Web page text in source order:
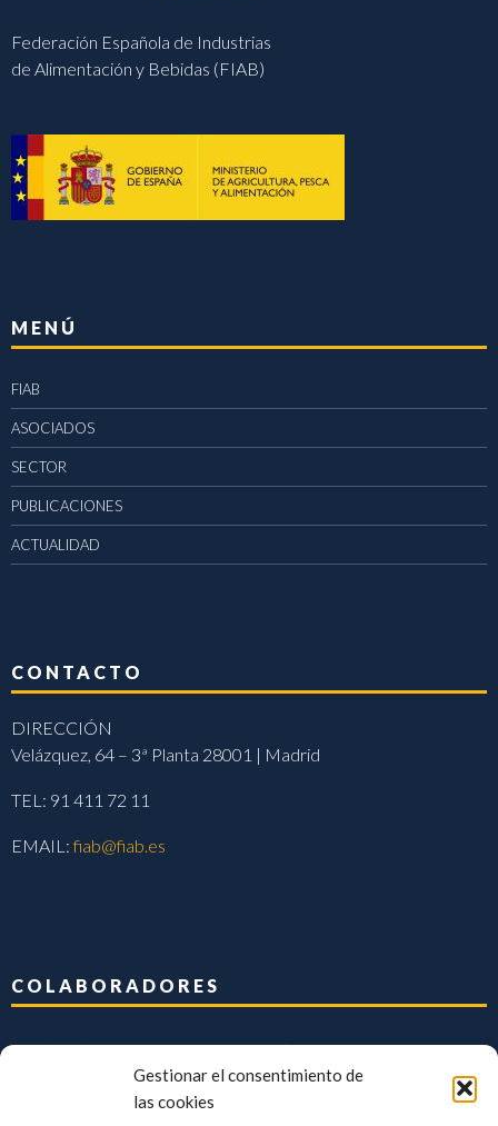
Gestionar el consentimiento de
las cookies
Federación Española de Industrias
de Alimentación y Bebidas (FIAB)
MENÚ
FIAB
ASOCIADOS
SECTOR
PUBLICACIONES
ACTUALIDAD
CONTACTO
DIRECCIÓN
Velázquez, 64 – 3ª Planta 28001 | Madrid
TEL: 91 411 72 11
EMAIL:fiab@fiab.es
COLABORADORES